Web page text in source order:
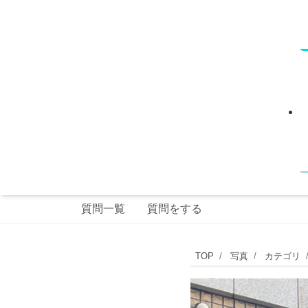
質問一覧 質問をする
東
急
TOP 写真 カテゴリ